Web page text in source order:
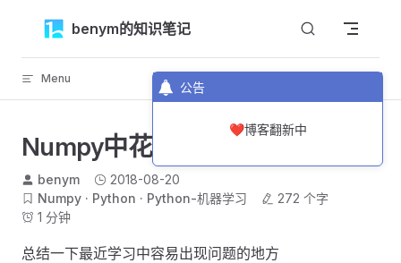
公告
❤️博客翻新中
Skip to contentbenym的知识笔记
Menu 返回顶部
Numpy中花式索引和shape用法
benym
2018-08-20
Numpy
Python Python-机器学习
272 个字
1 分钟
总结一下最近学习中容易出现问题的地方️